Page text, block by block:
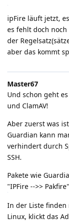
ipFire läuft jetzt,
es fehlt doch noch
der
aber das kommt
Master67
Und schon geht
und ClamAV!
Aber zuerst was
Guardian kann
verhindert durch
SSH.
Pakete wie
"IPFire -->>
In der Liste finden
Linux, klickt das